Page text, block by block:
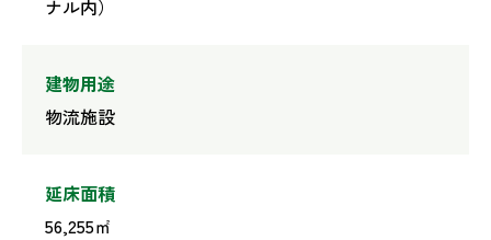
ナル内）
建物用途
物流施設
延床面積
56,255㎡